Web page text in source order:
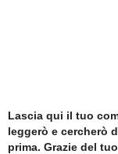
Lascia qui il tuo
leggerò e cercherò
prima. Grazie del